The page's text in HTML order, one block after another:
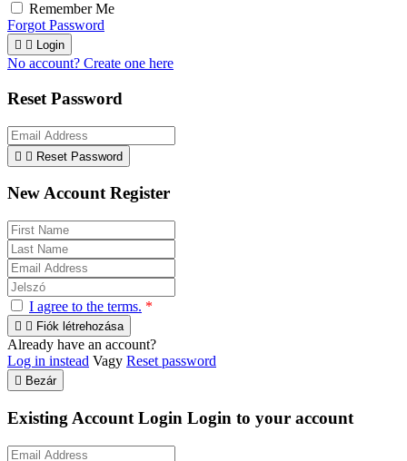
Remember Me
Forgot Password
  Login
No account? Create one here
Reset Password
  Reset Password
New Account Register
I agree to the terms. *
  Fiók létrehozása
Already have an account?
Log in instead Vagy Reset password
 Bezár
Existing Account Login Login to your account